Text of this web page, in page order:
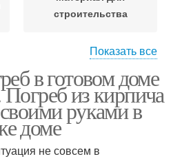
строительства
строительства
Строительство с фото
Показать все
в готовом доме
из кирпича
руками в
доме
не совсем в